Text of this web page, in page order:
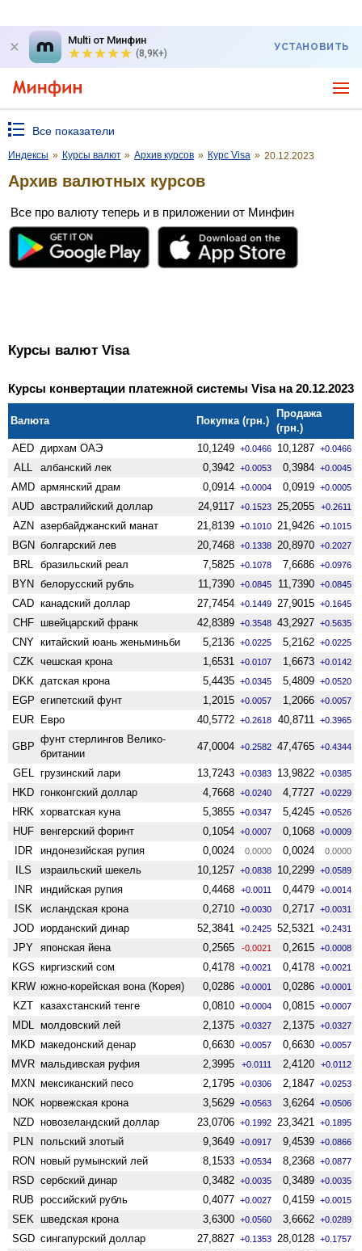
Multi от Минфин
(8,9K+)
УСТАНОВИТЬ
Все показатели
Индексы » Курсы валют » Архив курсов » Курс Visa » 20.12.2023
Архив валютных курсов
Все про валюту теперь и в приложении от Минфин
Курсы валют Visa
Курсы конвертации платежной системы Visa на 20.12.2023
Валюта Покупка (грн.)
Продажа
(грн.)
AED дирхам ОАЭ 10,1249 +0.0466 10,1287 +0.0466
ALL албанский лек 0,3942 +0.0053 0,3984 +0.0045
AMD армянский драм 0,0914 +0.0004 0,0919 +0.0005
AUD австралийский доллар 24,9117 +0.1523 25,2055 +0.2611
AZN азербайджанский манат 21,8139 +0.1010 21,9426 +0.1015
BGN болгарский лев 20,7468 +0.1338 20,8970 +0.2027
BRL бразильский реал 7,5825 +0.1078 7,6686 +0.0976
BYN белорусский рубль 11,7390 +0.0845 11,7390 +0.0845
CAD канадский доллар 27,7454 +0.1449 27,9015 +0.1645
CHF швейцарский франк 42,8389 +0.3548 43,2927 +0.5635
CNY китайский юань женьминьби 5,2136 +0.0225 5,2162 +0.0225
CZK чешская крона 1,6531 +0.0107 1,6673 +0.0142
DKK датская крона 5,4435 +0.0345 5,4809 +0.0520
EGP египетский фунт 1,2015 +0.0057 1,2066 +0.0057
EUR Евро 40,5772 +0.2618 40,8711 +0.3965
GBP
фунт стерлингов Велико­
британии
47,0004 +0.2582 47,4765 +0.4344
GEL грузинский лари 13,7243 +0.0383 13,9822 +0.0385
HKD гонконгский доллар 4,7668 +0.0240 4,7727 +0.0229
HRK хорватская куна 5,3855 +0.0347 5,4245 +0.0526
HUF венгерский форинт 0,1054 +0.0007 0,1068 +0.0009
IDR индонезийская рупия 0,0024 0.0000 0,0024 0.0000
ILS израильский шекель 10,1257 +0.0838 10,2299 +0.0589
INR индийская рупия 0,4468 +0.0011 0,4479 +0.0014
ISK исландская крона 0,2710 +0.0030 0,2717 +0.0031
JOD иорданский динар 52,3841 +0.2425 52,5321 +0.2431
JPY японская йена 0,2565 -0.0021 0,2615 +0.0008
KGS киргизский сом 0,4178 +0.0021 0,4178 +0.0021
KRW южно-корейская вона (Корея) 0,0286 +0.0001 0,0286 +0.0001
KZT казахстанский тенге 0,0810 +0.0004 0,0815 +0.0007
MDL молдовский лей 2,1375 +0.0327 2,1375 +0.0327
MKD македонский денар 0,6630 +0.0057 0,6630 +0.0057
MVR мальдивская руфия 2,3995 +0.0111 2,4120 +0.0112
MXN мексиканский песо 2,1795 +0.0306 2,1847 +0.0253
NOK норвежская крона 3,5629 +0.0563 3,6264 +0.0506
NZD ново­зеландский доллар 23,0706 +0.1992 23,3421 +0.1895
PLN польский злотый 9,3649 +0.0917 9,4539 +0.0866
RON новый румынский лей 8,1533 +0.0534 8,2368 +0.0877
RSD сербский динар 0,3482 +0.0035 0,3489 +0.0035
RUB российский рубль 0,4077 +0.0027 0,4159 +0.0015
SEK шведская крона 3,6300 +0.0560 3,6662 +0.0289
SGD сингапурский доллар 27,8827 +0.1353 28,0128 +0.1757